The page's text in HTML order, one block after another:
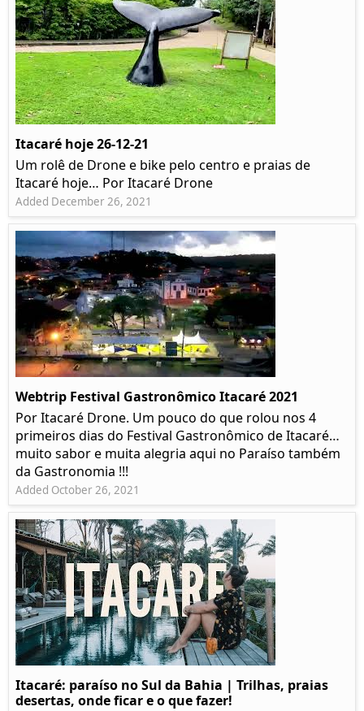
Itacaré hoje 26-12-21
Um rolê de Drone e bike pelo centro e praias de
Itacaré hoje… Por Itacaré Drone
Added December 26, 2021
Webtrip Festival Gastronômico Itacaré 2021
Por Itacaré Drone. Um pouco do que rolou nos 4
primeiros dias do Festival Gastronômico de Itacaré…
muito sabor e muita alegria aqui no Paraíso também
da Gastronomia !!!
Added October 26, 2021
Itacaré: paraíso no Sul da Bahia | Trilhas, praias
desertas, onde ficar e o que fazer!